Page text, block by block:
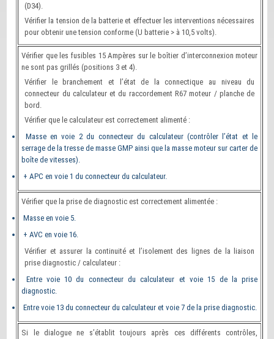
(D34).
Vérifier la tension de la batterie et effectuer les interventions nécessaires
pour obtenir une tension conforme (U batterie > à 10,5 volts).
Vérifier que les fusibles 15 Ampères sur le boîtier d’interconnexion moteur
ne sont pas grillés (positions 3 et 4).
Vérifier le branchement et l’état de la connectique au niveau du
connecteur du calculateur et du raccordement R67 moteur / planche de
bord.
Vérifier que le calculateur est correctement alimenté :
Masse en voie 2 du connecteur du calculateur (contrôler l’état et le
serrage de la tresse de masse GMP ainsi que la masse moteur sur carter de
boîte de vitesses).
+ APC en voie 1 du connecteur du calculateur.
Vérifier que la prise de diagnostic est correctement alimentée :
Masse en voie 5.
+ AVC en voie 16.
Vérifier et assurer la continuité et l’isolement des lignes de la liaison
prise diagnostic / calculateur :
Entre voie 10 du connecteur du calculateur et voie 15 de la prise
diagnostic.
Entre voie 13 du connecteur du calculateur et voie 7 de la prise diagnostic.
Si le dialogue ne s’établit toujours après ces différents contrôles,